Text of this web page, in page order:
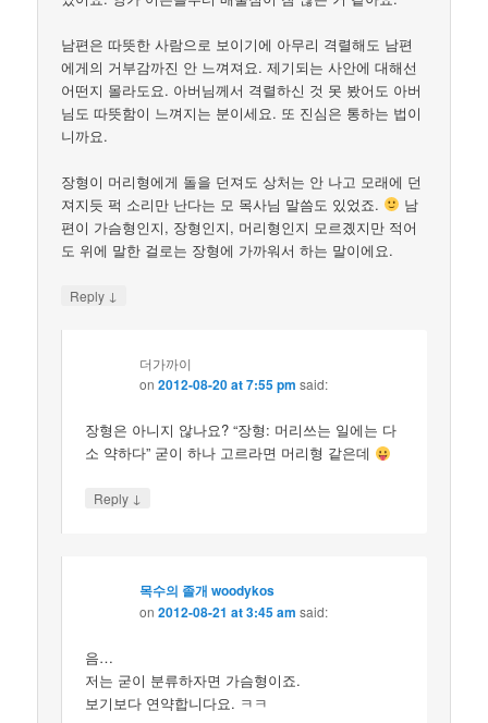
남편은 따뜻한 사람으로 보이기에 아무리 격렬해도 남편
에게의 거부감까진 안 느껴져요. 제기되는 사안에 대해선
어떤지 몰라도요. 아버님께서 격렬하신 것 못 봤어도 아버
님도 따뜻함이 느껴지는 분이세요. 또 진심은 통하는 법이
니까요.
장형이 머리형에게 돌을 던져도 상처는 안 나고 모래에 던
져지듯 퍽 소리만 난다는 모 목사님 말씀도 있었죠.
남
편이 가슴형인지, 장형인지, 머리형인지 모르곘지만 적어
도 위에 말한 걸로는 장형에 가까워서 하는 말이에요.
Reply ↓
더가까이
on2012-08-20 at 7:55 pm said:
장형은 아니지 않나요? “장형: 머리쓰는 일에는 다
소 약하다” 굳이 하나 고르라면 머리형 같은데
Reply ↓
목수의 졸개 woodykos
on2012-08-21 at 3:45 am said:
음…
저는 굳이 분류하자면 가슴형이죠.
보기보다 연약합니다요. ㅋㅋ